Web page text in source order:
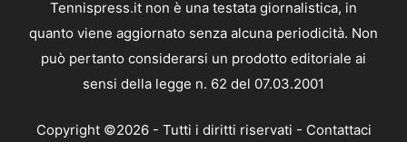
Tennispress.it non è una testata giornalistica, in
quanto viene aggiornato senza alcuna periodicità. Non
può pertanto considerarsi un prodotto editoriale ai
sensi della legge n. 62 del 07.03.2001
Copyright ©2026 - Tutti i diritti riservati - Contattaci